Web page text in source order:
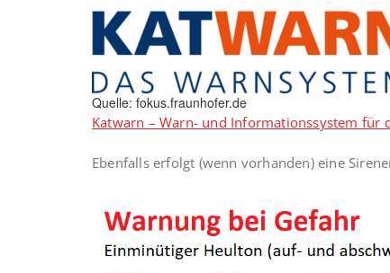
Quelle: fokus.fraunhofer.de
Katwarn – Warn- und Informationssystem für
Ebenfalls erfolgt (wenn vorhanden) eine